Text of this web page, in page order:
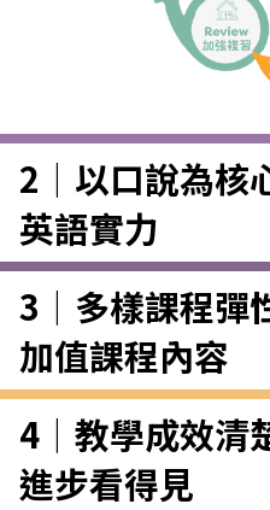
2｜以口說為核
英語實力
3｜多樣課程彈
加值課程內容
4｜教學成效清
進步看得見